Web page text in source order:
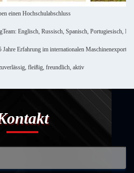
einen Hochschulabschluss
Englisch, Russisch, Spanisch, Portugiesisch,
Jahre Erfahrung im internationalen Maschinenexport
fleißig, freundlich, aktiv